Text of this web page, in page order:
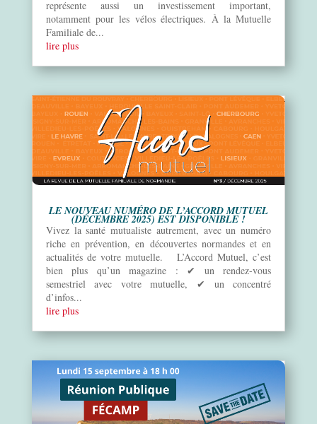
représente aussi un investissement important,
notamment pour les vélos électriques. À la Mutuelle
Familiale de...
lire plus
LE NOUVEAU NUMÉRO DE L’ACCORD MUTUEL
(DÉCEMBRE 2025) EST DISPONIBLE !
Vivez la santé mutualiste autrement, avec un numéro
riche en prévention, en découvertes normandes et en
actualités de votre mutuelle. L’Accord Mutuel, c’est
bien plus qu’un magazine : ✔ un rendez-vous
semestriel avec votre mutuelle, ✔ un concentré
d’infos...
lire plus